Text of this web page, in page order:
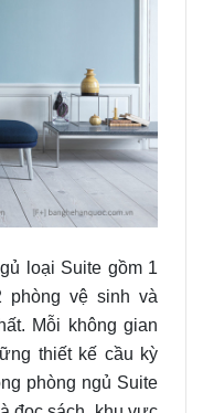
loại Suite gồm 1
phòng vệ sinh và
Mỗi không gian
thiết kế cầu kỳ
phòng ngủ Suite